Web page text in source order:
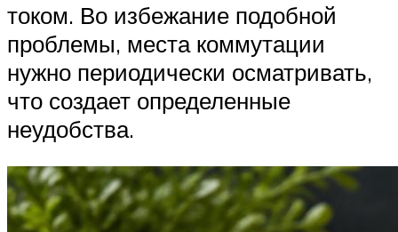
током. Во избежание подобной
проблемы, места коммутации
нужно периодически осматривать,
что создает определенные
неудобства.